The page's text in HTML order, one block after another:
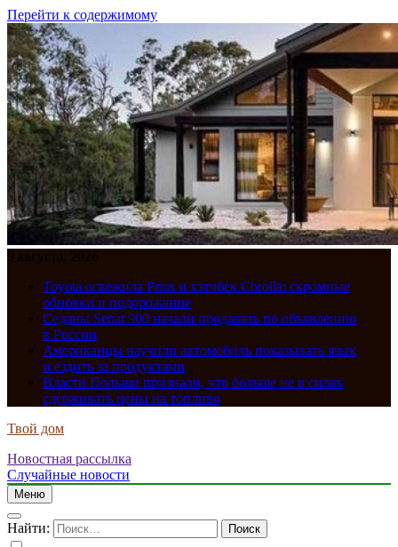
Перейти к содержимому
9 августа, 2026
Toyota освежила Prius и хэтчбек Corolla: скромные
обновки и подорожание
Седаны Senat 900 начали продавать по объявлению
в России
Американцы научили автомобиль показывать язык
и ездить за продуктами
Власти Польши признали, что больше не в силах
сдерживать цены на топливо
Твой дом
Новостная рассылка
Случайные новости
Меню
Найти: